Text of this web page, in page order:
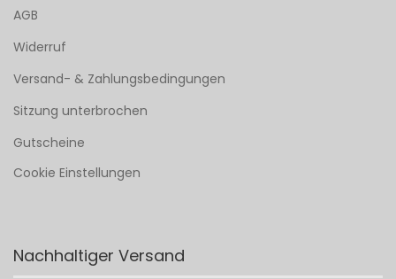
AGB
Widerruf
Versand- & Zahlungsbedingungen
Sitzung unterbrochen
Gutscheine
Cookie Einstellungen
Nachhaltiger Versand